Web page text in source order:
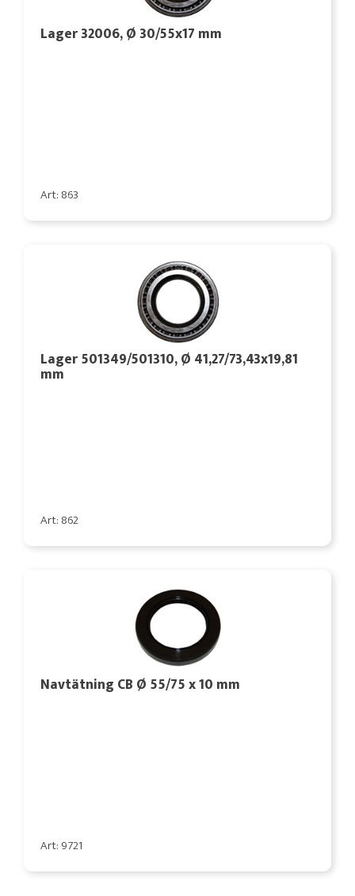
Lager 32006, Ø 30/55x17 mm
Art: 863
Lager 501349/501310, Ø 41,27/73,43x19,81
mm
Art: 862
Navtätning CB Ø 55/75 x 10 mm
Art: 9721